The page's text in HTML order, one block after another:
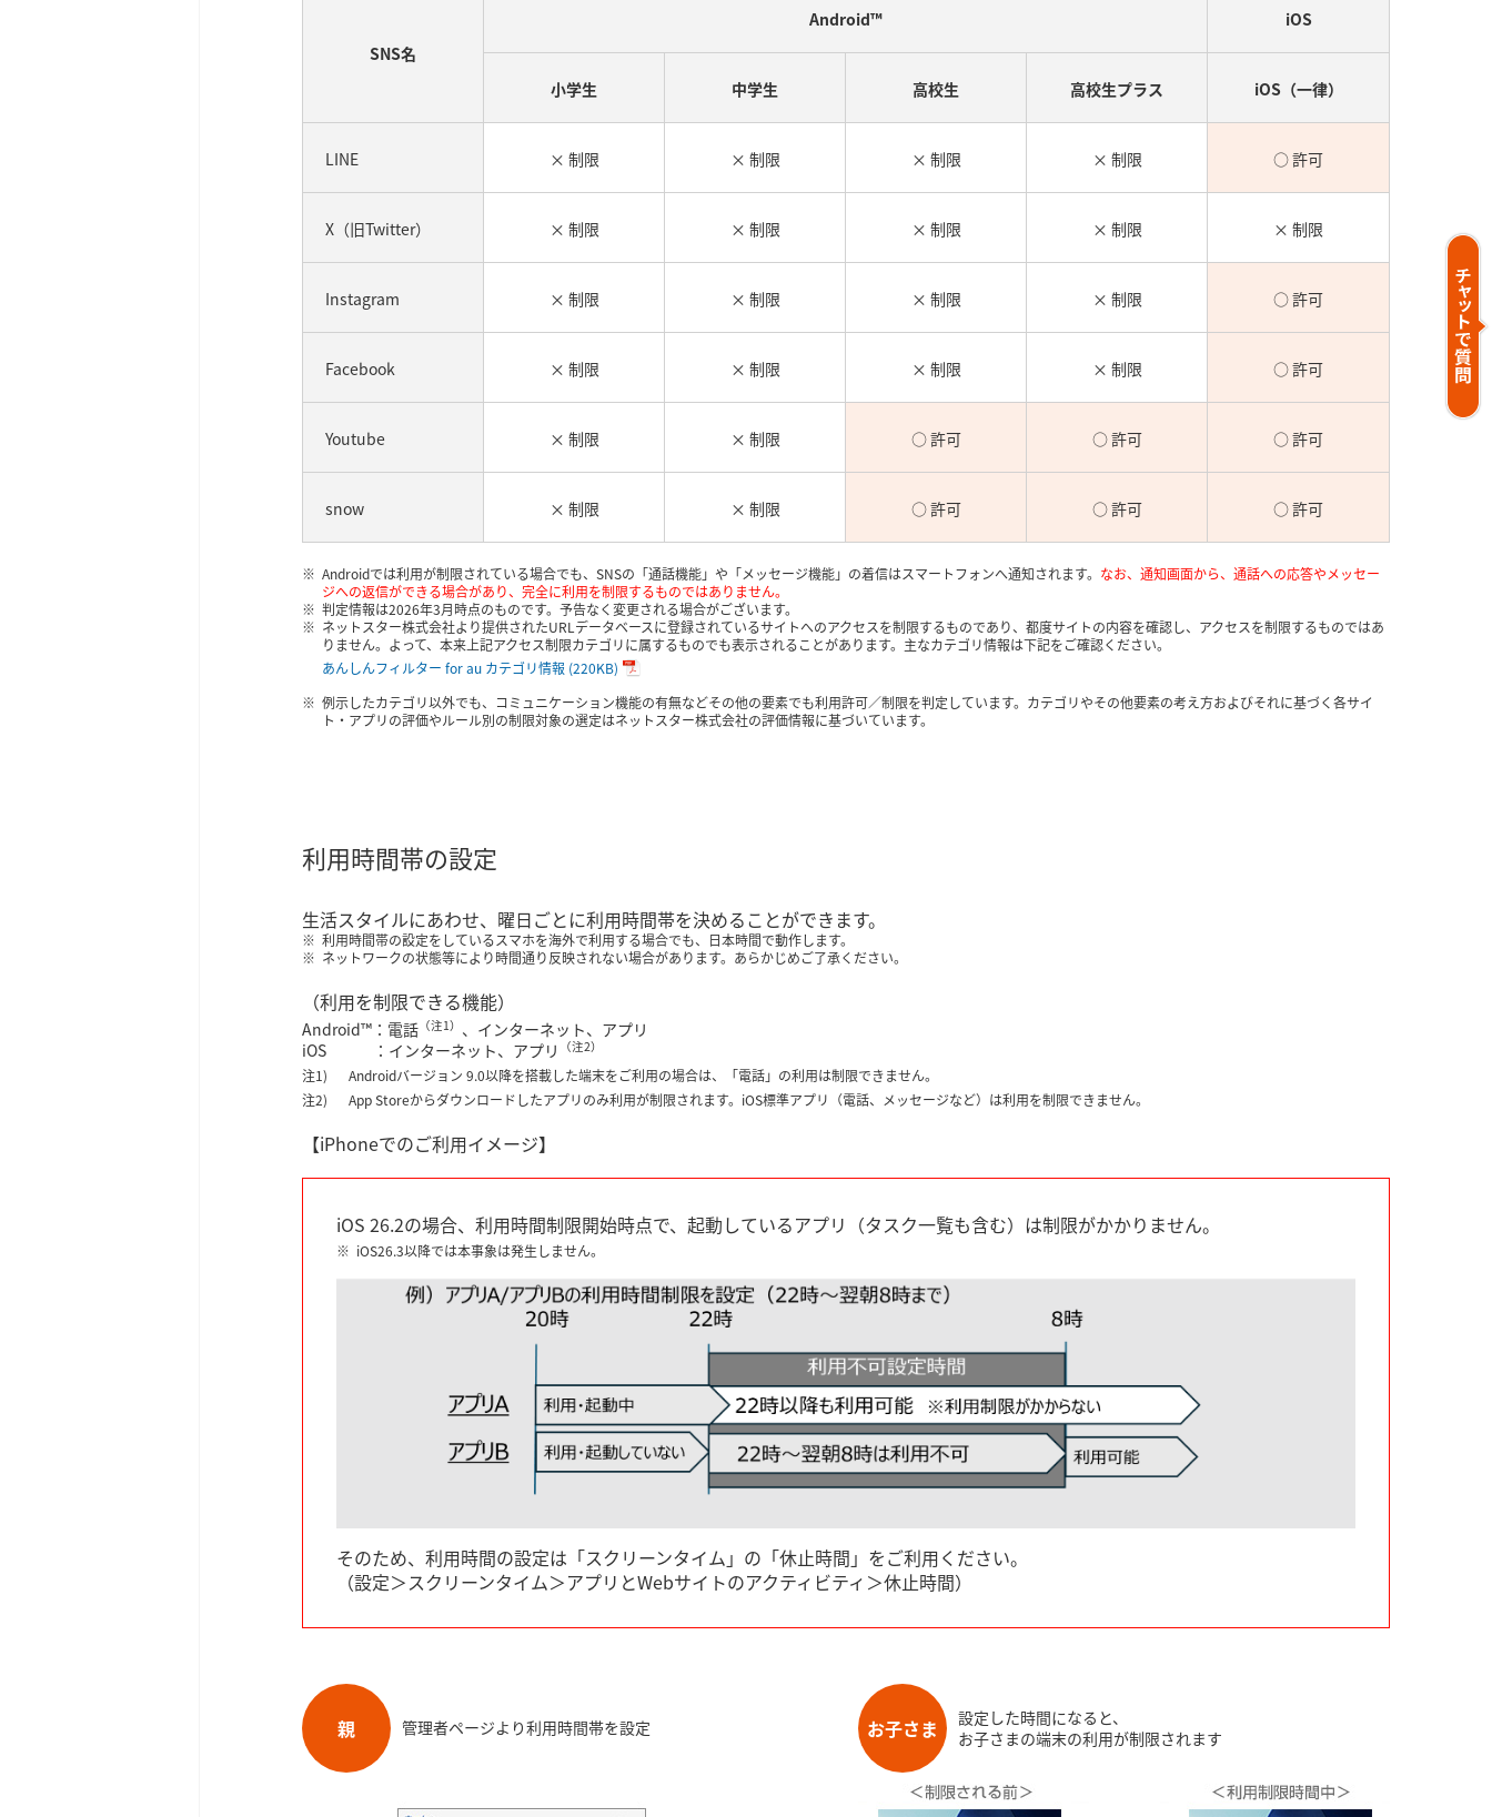
SNS名
Android™ iOS
小学生 中学生 高校生 高校生プラス iOS（一律）
LINE × 制限 × 制限 × 制限 × 制限 ○ 許可
X（旧Twitter） × 制限 × 制限 × 制限 × 制限 × 制限
Instagram × 制限 × 制限 × 制限 × 制限 ○ 許可
Facebook × 制限 × 制限 × 制限 × 制限 ○ 許可
Youtube × 制限 × 制限 ○ 許可 ○ 許可 ○ 許可
snow × 制限 × 制限 ○ 許可 ○ 許可 ○ 許可
Androidでは利用が制限されている場合でも、SNSの「通話機能」や「メッセージ機能」の着信はスマートフォンへ通知されます。 なお、通知画面から、通話への応答やメッセー
ジへの返信ができる場合があり、完全に利用を制限するものではありません。
判定情報は2026年3月時点のものです。予告なく変更される場合がございます。
ネットスター株式会社より提供されたURLデータベースに登録されているサイトへのアクセスを制限するものであり、都度サイトの内容を確認し、アクセスを制限するものではあ
りません。よって、本来上記アクセス制限カテゴリに属するものでも表示されることがあります。主なカテゴリ情報は下記をご確認ください。
あんしんフィルター for au カテゴリ情報 (220KB)
例示したカテゴリ以外でも、コミュニケーション機能の有無などその他の要素でも利用許可／制限を判定しています。カテゴリやその他要素の考え方およびそれに基づく各サイ
ト・アプリの評価やルール別の制限対象の選定はネットスター株式会社の評価情報に基づいています。
利用時間帯の設定
生活スタイルにあわせ、曜日ごとに利用時間帯を決めることができます。
利用時間帯の設定をしているスマホを海外で利用する場合でも、日本時間で動作します。
ネットワークの状態等により時間通り反映されない場合があります。あらかじめご了承ください。
（利用を制限できる機能）
Android™：電話 （注1） 、インターネット、アプリ
iOS ：インターネット、アプリ
（注2）
Androidバージョン 9.0以降を搭載した端末をご利用の場合は、「電話」の利用は制限できません。
App Storeからダウンロードしたアプリのみ利用が制限されます。iOS標準アプリ（電話、メッセージなど）は利用を制限できません。
【iPhoneでのご利用イメージ】
iOS 26.2の場合、利用時間制限開始時点で、起動しているアプリ（タスク一覧も含む）は制限がかかりません。
iOS26.3以降では本事象は発生しません。
そのため、利用時間の設定は「スクリーンタイム」の「休止時間」をご利用ください。
（設定＞スクリーンタイム＞アプリとWebサイトのアクティビティ＞休止時間）
親 管理者ページより利用時間帯を設定 お子さま
設定した時間になると、
お子さまの端末の利用が制限されます